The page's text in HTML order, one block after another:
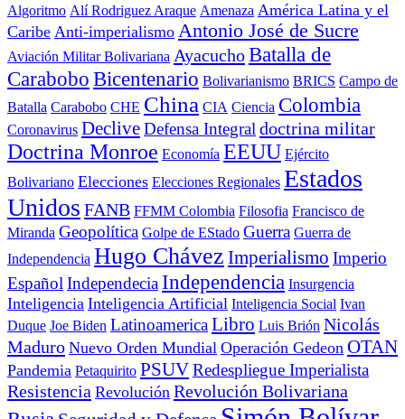
Algoritmo Alí Rodriguez Araque Amenaza América Latina y el
Caribe Anti-imperialismo Antonio José de Sucre
Aviación Militar Bolivariana AyacuchoBatalla de
Carabobo Bicentenario Bolivarianismo BRICS Campo de
Batalla Carabobo CHE China CIA Ciencia Colombia
Coronavirus DecliveDefensa Integral doctrina militar
Doctrina Monroe Economía EEUU Ejército
Bolivariano Elecciones Elecciones Regionales Estados
Unidos FANB FFMM Colombia Filosofia Francisco de
Miranda Geopolítica Golpe de EStado Guerra Guerra de
Independencia Hugo Chávez Imperialismo Imperio
Español IndependeciaIndependencia Insurgencia
Inteligencia Inteligencia Artificial Inteligencia Social Ivan
Duque Joe Biden LatinoamericaLibro Luis Brión Nicolás
Maduro Nuevo Orden Mundial Operación Gedeon OTAN
Pandemia Petaquirito PSUVRedespliegue Imperialista
Resistencia Revolución Revolución Bolivariana